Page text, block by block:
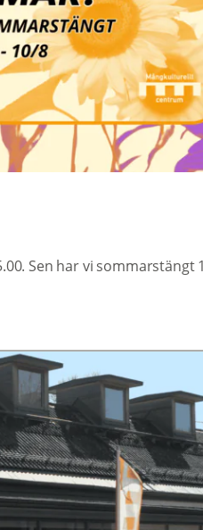
Sen har vi sommarstängt